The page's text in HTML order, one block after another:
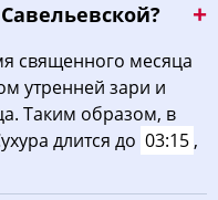
священного месяца
утренней зари и
Таким образом, в
длится до 03:15 ,